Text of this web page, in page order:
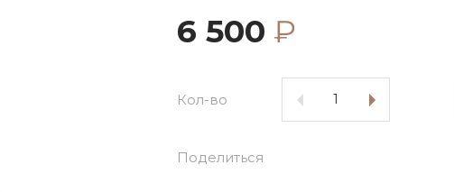
6 500 ₽
Кол-во
Поделиться